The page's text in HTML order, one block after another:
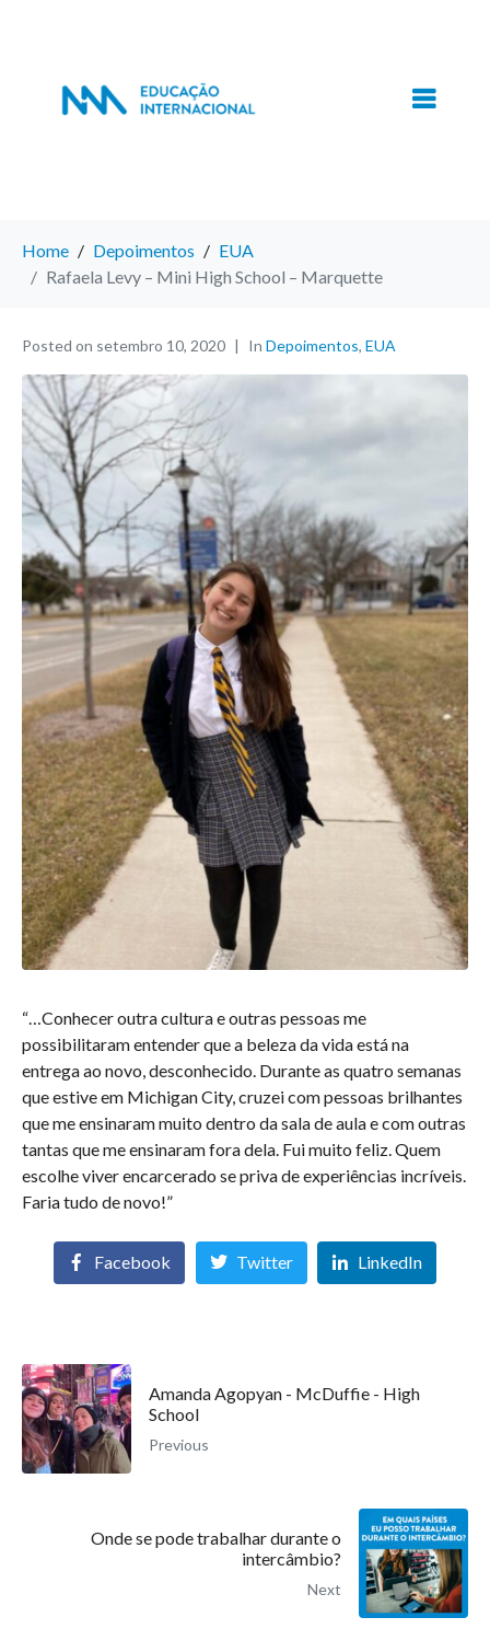
Home Depoimentos
EUA
Rafaela Levy – Mini High School – Marquette
Posted on setembro 10, 2020 In Depoimentos, EUA
“…Conhecer outra cultura e outras pessoas me
possibilitaram entender que a beleza da vida está na
entrega ao novo, desconhecido. Durante as quatro semanas
que estive em Michigan City, cruzei com pessoas brilhantes
que me ensinaram muito dentro da sala de aula e com outras
tantas que me ensinaram fora dela. Fui muito feliz. Quem
escolhe viver encarcerado se priva de experiências incríveis.
Faria tudo de novo!”
Facebook Twitter LinkedIn
Amanda Agopyan - McDuffie - High
School
Previous
Onde se pode trabalhar durante o
intercâmbio?
Next